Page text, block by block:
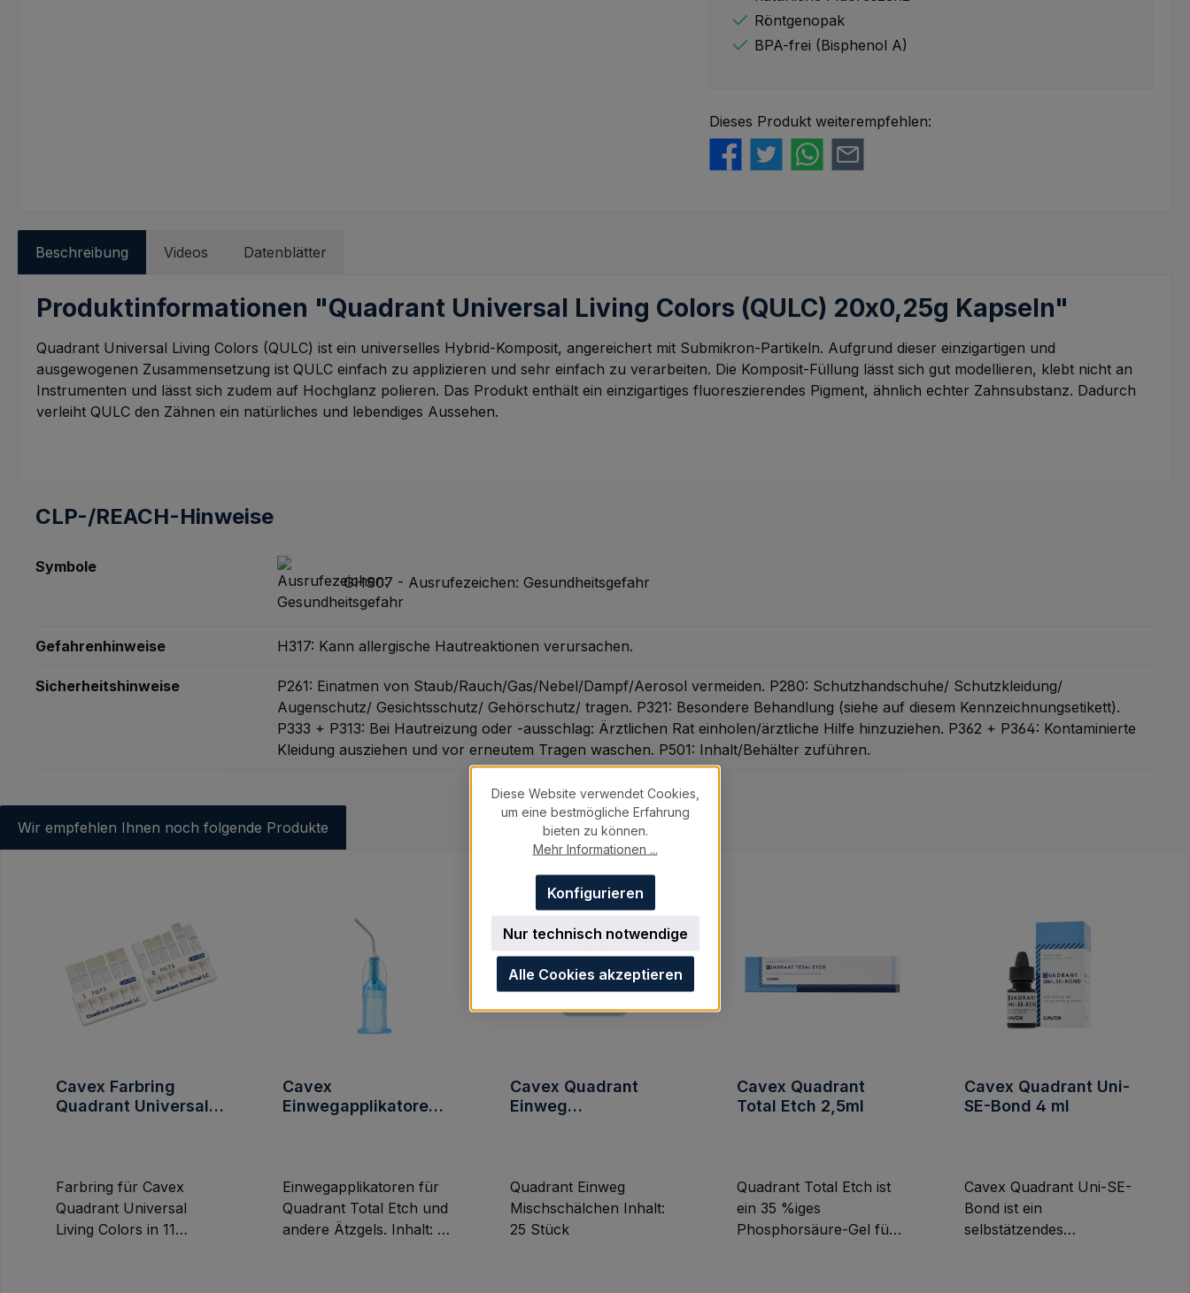
Röntgenopak
BPA-frei (Bisphenol A)
Dieses Produkt weiterempfehlen:
Beschreibung Videos Datenblätter
Produktinformationen "Quadrant Universal Living Colors (QULC) 20x0,25g Kapseln"
Quadrant Universal Living Colors (QULC) ist ein universelles Hybrid-Komposit, angereichert mit Submikron-Partikeln. Aufgrund dieser einzigartigen und
ausgewogenen Zusammensetzung ist QULC einfach zu applizieren und sehr einfach zu verarbeiten. Die Komposit-Füllung lässt sich gut modellieren, klebt nicht an
Instrumenten und lässt sich zudem auf Hochglanz polieren. Das Produkt enthält ein einzigartiges fluoreszierendes Pigment, ähnlich echter Zahnsubstanz. Dadurch
verleiht QULC den Zähnen ein natürliches und lebendiges Aussehen.
CLP-/REACH-Hinweise
Symbole
GHS07 - Ausrufezeichen: Gesundheitsgefahr
Gefahrenhinweise H317: Kann allergische Hautreaktionen verursachen.
Sicherheitshinweise P261: Einatmen von Staub/Rauch/Gas/Nebel/Dampf/Aerosol vermeiden. P280: Schutzhandschuhe/ Schutzkleidung/
Augenschutz/ Gesichtsschutz/ Gehörschutz/ tragen. P321: Besondere Behandlung (siehe auf diesem Kennzeichnungsetikett).
P333 + P313: Bei Hautreizung oder -ausschlag: Ärztlichen Rat einholen/ärztliche Hilfe hinzuziehen. P362 + P364: Kontaminierte
Kleidung ausziehen und vor erneutem Tragen waschen. P501: Inhalt/Behälter zuführen.
Wir empfehlen Ihnen noch folgende Produkte
Cavex Farbring
Quadrant Universal
Farbring für Cavex
Quadrant Universal
Living Colors in 11
Cavex
Einwegapplikatoren
Einwegapplikatoren für
Quadrant Total Etch und
andere Ätzgels. Inhalt: 10
Cavex Quadrant
Einweg
Quadrant Einweg
Mischschälchen Inhalt:
25 Stück
Cavex Quadrant
Total Etch 2,5ml
Quadrant Total Etch ist
ein 35 %iges
Phosphorsäure-Gel für
Cavex Quadrant Uni-
SE-Bond 4 ml
Cavex Quadrant Uni-SE-
Bond ist ein
selbstätzendes
Diese Website verwendet Cookies,
um eine bestmögliche Erfahrung
bieten zu können.
Mehr Informationen ...
Nur technisch notwendige
Konfigurieren
Alle Cookies akzeptieren